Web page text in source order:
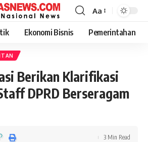
Aa
Ekonomi Bisnis Pemerintahan
Berikan Klarifikasi
DPRD Berseragam
3 Min Read